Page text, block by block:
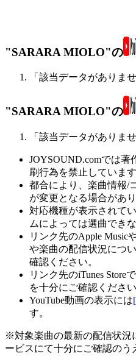
"SARARA MIOLO"の
「該当データがありませ
"SARARA MIOLO"の
「該当データがありませ
JOYSOUND.comでは
刷行為を禁止しています
都合により、楽曲情報/
が変更となる場合があり
対応機種が表示されて
ムによっては選曲でき
リンク先のApple Music
や楽曲の配信状況につ
確認ください。
リンク先のiTunes Store
を十分にご確認ください
YouTube動画の表示には
す。
※対象楽曲の最新の配信状況
ービスにて十分にご確認のう